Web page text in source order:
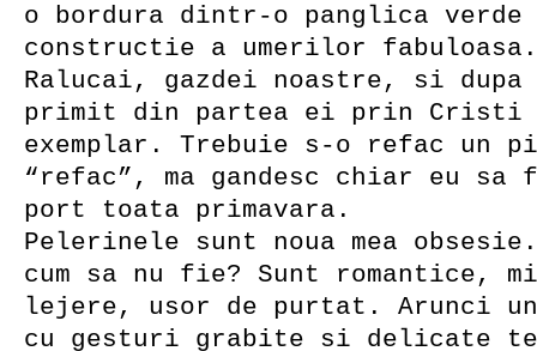
o bordura dintr-o panglica verde
constructie a umerilor
Ralucai, gazdei noastre, si dupa
primit din partea ei prin
exemplar. Trebuie s-o refac un
“refac”, ma gandesc chiar eu sa
port toata primavara.
Pelerinele sunt noua mea
cum sa nu fie? Sunt romantice,
lejere, usor de purtat. Arunci
cu gesturi grabite si delicate